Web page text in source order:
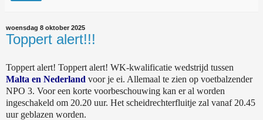
woensdag 8 oktober 2025
Toppert alert!!!
Toppert alert! Toppert alert! WK-kwalificatie wedstrijd tussen
Malta en Nederland voor je ei. Allemaal te zien op voetbalzender
NPO 3. Voor een korte voorbeschouwing kan er al worden
ingeschakeld om 20.20 uur. Het scheidrechterfluitje zal vanaf 20.45
uur geblazen worden.